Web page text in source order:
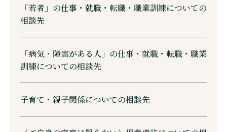
「若者」の仕事・就職・転職・職業訓練についての
相談先
「病気・障害がある人」の仕事・就職・転職・職業
訓練についての相談先
子育て・親子関係についての相談先